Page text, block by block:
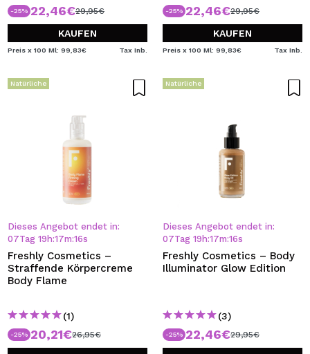
-25% 22,46€29,95€
KAUFEN
Preis x 100 Ml: 99,83€ Tax Inb.
-25% 22,46€29,95€
KAUFEN
Preis x 100 Ml: 99,83€ Tax Inb.
Natürliche
Dieses Angebot endet in:
07Tag 19 h:17m:16s
Freshly Cosmetics –
Straffende Körpercreme
Body Flame
(1)
-25% 20,21€26,95€
Natürliche
Dieses Angebot endet in:
07Tag 19 h:17m:16s
Freshly Cosmetics – Body
Illuminator Glow Edition
(3)
-25% 22,46€29,95€